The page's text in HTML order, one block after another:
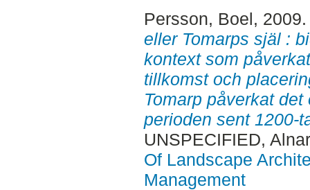
Persson, Boel,
eller Tomarps själ :
kontext som
tillkomst och
Tomarp påverkat
perioden sent 1200-
UNSPECIFIED,
Of Landscape
Management